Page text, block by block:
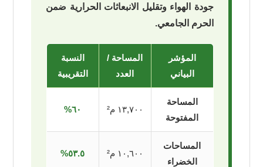
جودة الهواء وتقليل الانبعاثات الحرارية ضمن
الحرم الجامعي.
المؤشر
البياني
المساحة /
العدد
النسبة
التقريبية
المساحة
المفتوحة
١٣,٧٠٠ م² ٦٠%
المساحات
الخضراء
١٠,٦٠٠ م² ٥٣.٥%